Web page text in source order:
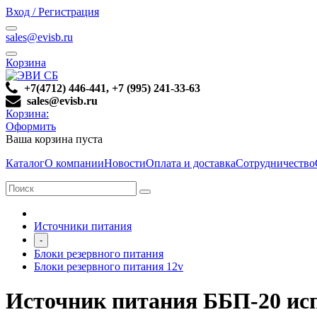
Вход / Регистрация
sales@evisb.ru
Корзина
+7(4712) 446-441, +7 (995) 241-33-63
sales@evisb.ru
Корзина:
Оформить
Ваша корзина пуста
КаталогО компанииНовостиОплата и доставкаСотрудничество
Источники питания
-
Блоки резервного питания
Блоки резервного питания 12v
Источник питания ББП-20